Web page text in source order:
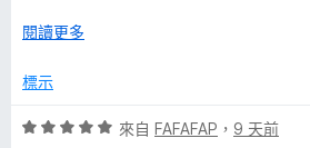
sites I actually want dark mode on
展
後
閱讀更多
標示
評
來自 FAFAFAP ， 9 天前